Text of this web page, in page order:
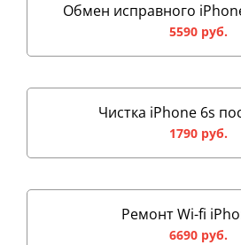
Обмен исправного
5590 руб.
Чистка iPhone 6s
1790 руб.
Ремонт Wi-fi
6690 руб.